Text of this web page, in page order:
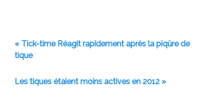
« Tick-time Réagit rapidement après la piqûre de
tique
Les tiques étaient moins actives en 2012 »